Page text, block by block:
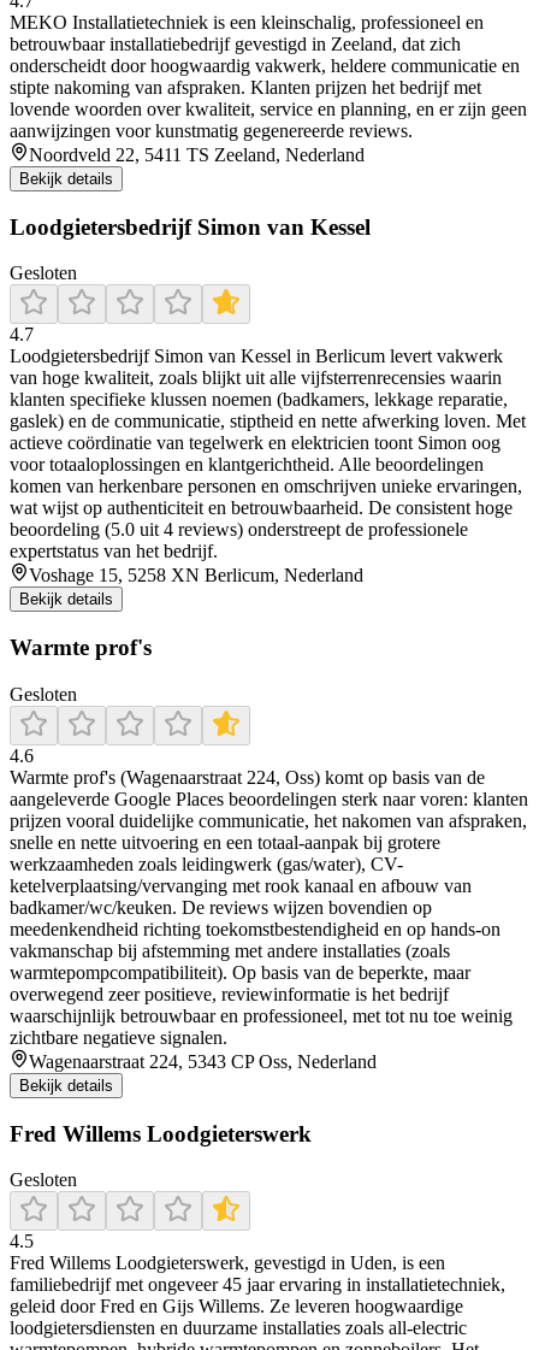
MEKO Installatietechniek is een kleinschalig, professioneel en
betrouwbaar installatiebedrijf gevestigd in Zeeland, dat zich
onderscheidt door hoogwaardig vakwerk, heldere communicatie en
stipte nakoming van afspraken. Klanten prijzen het bedrijf met
lovende woorden over kwaliteit, service en planning, en er zijn geen
aanwijzingen voor kunstmatig gegenereerde reviews.
Noordveld 22, 5411 TS Zeeland, Nederland
Bekijk details
Loodgietersbedrijf Simon van Kessel
Gesloten
4.7
Loodgietersbedrijf Simon van Kessel in Berlicum levert vakwerk
van hoge kwaliteit, zoals blijkt uit alle vijfsterrenrecensies waarin
klanten specifieke klussen noemen (badkamers, lekkage reparatie,
gaslek) en de communicatie, stiptheid en nette afwerking loven. Met
actieve coördinatie van tegelwerk en elektricien toont Simon oog
voor totaaloplossingen en klantgerichtheid. Alle beoordelingen
komen van herkenbare personen en omschrijven unieke ervaringen,
wat wijst op authenticiteit en betrouwbaarheid. De consistent hoge
beoordeling (5.0 uit 4 reviews) onderstreept de professionele
expertstatus van het bedrijf.
Voshage 15, 5258 XN Berlicum, Nederland
Bekijk details
Warmte prof's
Gesloten
4.6
Warmte prof's (Wagenaarstraat 224, Oss) komt op basis van de
aangeleverde Google Places beoordelingen sterk naar voren: klanten
prijzen vooral duidelijke communicatie, het nakomen van afspraken,
snelle en nette uitvoering en een totaal-aanpak bij grotere
werkzaamheden zoals leidingwerk (gas/water), CV-
ketelverplaatsing/vervanging met rook kanaal en afbouw van
badkamer/wc/keuken. De reviews wijzen bovendien op
meedenkendheid richting toekomstbestendigheid en op hands-on
vakmanschap bij afstemming met andere installaties (zoals
warmtepompcompatibiliteit). Op basis van de beperkte, maar
overwegend zeer positieve, reviewinformatie is het bedrijf
waarschijnlijk betrouwbaar en professioneel, met tot nu toe weinig
zichtbare negatieve signalen.
Wagenaarstraat 224, 5343 CP Oss, Nederland
Bekijk details
Fred Willems Loodgieterswerk
Gesloten
4.5
Fred Willems Loodgieterswerk, gevestigd in Uden, is een
familiebedrijf met ongeveer 45 jaar ervaring in installatietechniek,
geleid door Fred en Gijs Willems. Ze leveren hoogwaardige
loodgietersdiensten en duurzame installaties zoals all-electric